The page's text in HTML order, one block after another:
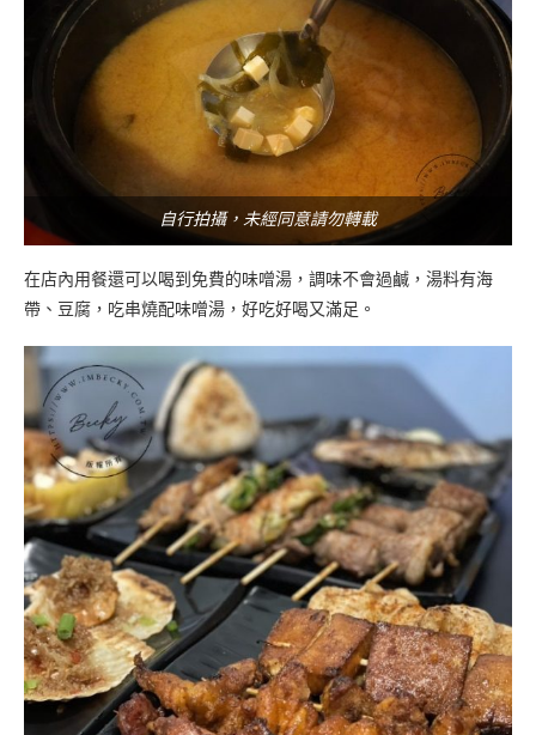
自行拍攝，未經同意請勿轉載
在店內用餐還可以喝到免費的味噌湯，調味不會過鹹，湯料有海
帶、豆腐，吃串燒配味噌湯，好吃好喝又滿足。